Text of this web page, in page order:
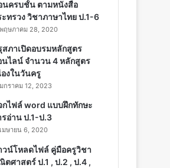
นครบชั้น ตามหนังสือ
ะทรวง วิชาภาษาไทย ป.1-6
พฤษภาคม 28, 2020
สภาเปิดอบรมหลักสูตร
นไลน์ จำนวน 4 หลักสูตร
องในวันครู
มกราคม 12, 2023
กไฟล์ word แบบฝึกทักษะ
รอ่าน ป.1-ป.3
เมษายน 6, 2020
วน์โหลดไฟล์ คู่มือครูวิชา
ตศาสตร์ ป.1 , ป.2 , ป.4 ,